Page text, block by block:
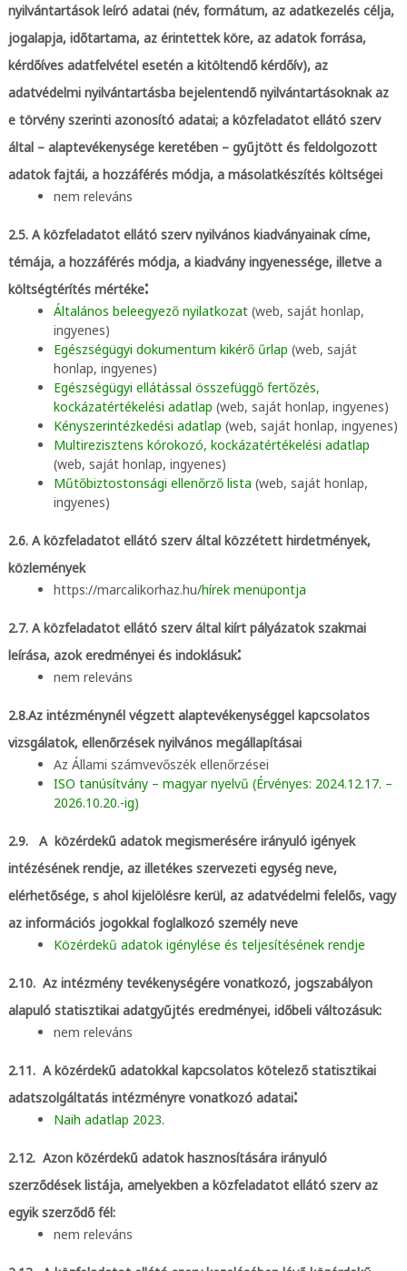
nyilvántartások leíró adatai (név, formátum, az adatkezelés célja,
jogalapja, időtartama, az érintettek köre, az adatok forrása,
kérdőíves adatfelvétel esetén a kitöltendő kérdőív), az
adatvédelmi nyilvántartásba bejelentendő nyilvántartásoknak az
e törvény szerinti azonosító adatai; a közfeladatot ellátó szerv
által – alaptevékenysége keretében – gyűjtött és feldolgozott
adatok fajtái, a hozzáférés módja, a másolatkészítés költségei
nem releváns
2.5. A közfeladatot ellátó szerv nyilvános kiadványainak címe,
témája, a hozzáférés módja, a kiadvány ingyenessége, illetve a
költségtérítés mértéke:
Általános beleegyező nyilatkozat (web, saját honlap,
ingyenes)
Egészségügyi dokumentum kikérő űrlap (web, saját
honlap, ingyenes)
Egészségügyi ellátással összefüggő fertőzés,
kockázatértékelési adatlap (web, saját honlap, ingyenes)
Kényszerintézkedési adatlap (web, saját honlap, ingyenes)
Multirezisztens kórokozó, kockázatértékelési adatlap
(web, saját honlap, ingyenes)
Műtőbiztostonsági ellenőrző lista (web, saját honlap,
ingyenes)
2.6. A közfeladatot ellátó szerv által közzétett hirdetmények,
közlemények
https://marcalikorhaz.hu/hírek menüpontja
2.7. A közfeladatot ellátó szerv által kiírt pályázatok szakmai
leírása, azok eredményei és indoklásuk:
nem releváns
2.8.Az intézménynél végzett alaptevékenységgel kapcsolatos
vizsgálatok, ellenőrzések nyilvános megállapításai
Az Állami számvevőszék ellenőrzései
ISO tanúsítvány – magyar nyelvű (Érvényes: 2024.12.17. –
2026.10.20.-ig)
2.9. A közérdekű adatok megismerésére irányuló igények
intézésének rendje, az illetékes szervezeti egység neve,
elérhetősége, s ahol kijelölésre kerül, az adatvédelmi felelős, vagy
az információs jogokkal foglalkozó személy neve
Közérdekű adatok igénylése és teljesítésének rendje
2.10. Az intézmény tevékenységére vonatkozó, jogszabályon
alapuló statisztikai adatgyűjtés eredményei, időbeli változásuk:
nem releváns
2.11. A közérdekű adatokkal kapcsolatos kötelező statisztikai
adatszolgáltatás intézményre vonatkozó adatai:
Naih adatlap 2023.
2.12. Azon közérdekű adatok hasznosítására irányuló
szerződések listája, amelyekben a közfeladatot ellátó szerv az
egyik szerződő fél:
nem releváns